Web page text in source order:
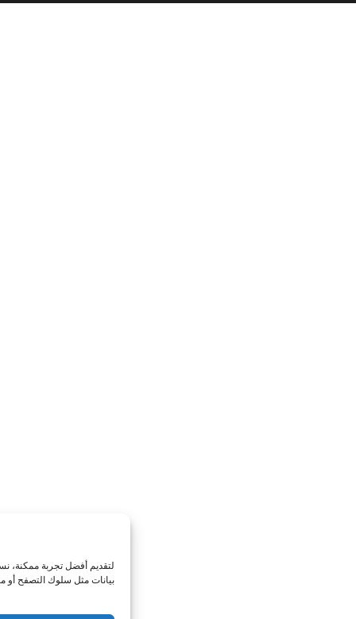
لتقديم أفضل تجربة ممكنة، نستخدم تقنيات مثل الكوكيز لتخزين معلومات الجهاز أو
بيانات مثل سلوك التصفح أو معرفات فريدة على هذا الموقع. عدم الموافقة أو سحب